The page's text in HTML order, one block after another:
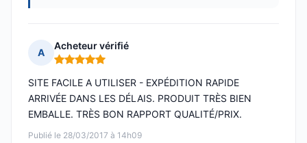
A
Acheteur vérifié
Note : 5 sur 5
Publié le 28/03/2017 à 14h09
SITE FACILE A UTILISER - EXPÉDITION RAPIDE
ARRIVÉE DANS LES DÉLAIS. PRODUIT TRÈS BIEN
EMBALLE. TRÈS BON RAPPORT QUALITÉ/PRIX.